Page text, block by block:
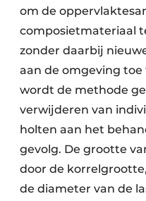
om de
composietmateriaal
zonder daarbij
aan de omgeving
wordt de methode
verwijderen van
holten aan het
gevolg. De grootte
door de
de diameter van de